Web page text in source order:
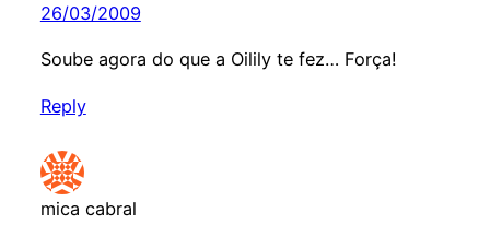
26/03/2009
Soube agora do que a Oilily te fez… Força!
Reply
mica cabral